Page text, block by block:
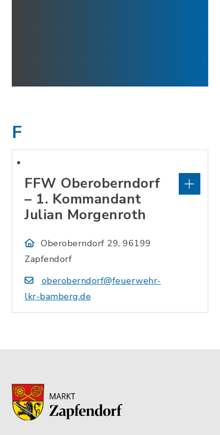
F
FFW Oberoberndorf
– 1. Kommandant
Julian Morgenroth
Oberoberndorf 29, 96199
Zapfendorf
oberoberndorf@feuerwehr-
lkr-bamberg.de